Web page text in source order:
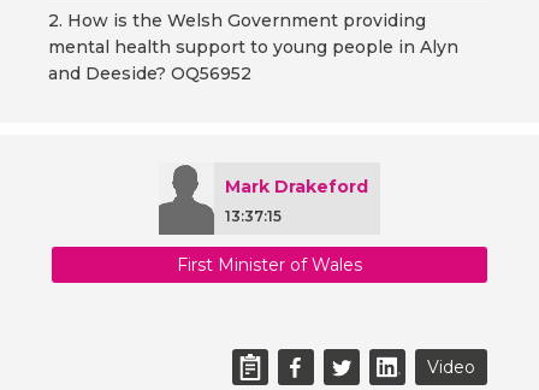
2. How is the Welsh Government providing
mental health support to young people in Alyn
and Deeside? OQ56952
Mark Drakeford
13:37:15
First Minister of Wales
Video